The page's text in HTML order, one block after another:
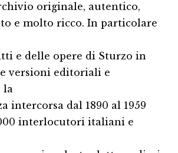
originale, autentico,
e molto ricco. In particolare
e delle opere di Sturzo in
versioni editoriali e
la
intercorsa dal 1890 al 1959
interlocutori italiani e